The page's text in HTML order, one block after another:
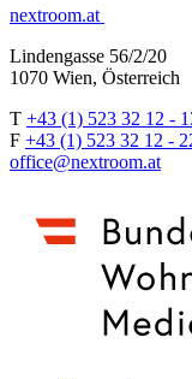
nextroom.at
Lindengasse 56/2/20
1070 Wien, Österreich
T +43 (1) 523 32 12 -
F +43 (1) 523 32 12 -
office@nextroom.at